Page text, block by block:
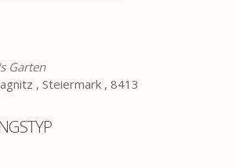
Garten
, Steiermark , 8413